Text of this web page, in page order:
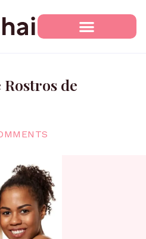
Rostros de